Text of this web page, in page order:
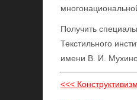
Получить
Текстильного
имени В. И.
<<< Конструктивизм